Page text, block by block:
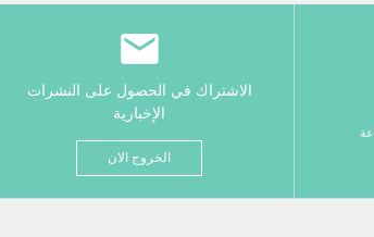
الاشتراك في الحصول على النشرات
الإخبارية
الخروج الان